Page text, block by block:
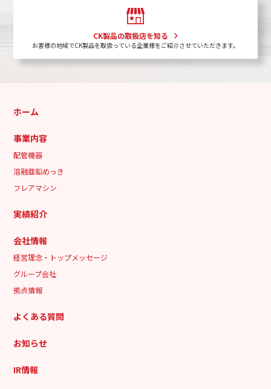
CK製品の取扱店を知る
お客様の地域でCK製品を取扱っている企業様をご紹介させていただきます。
ホーム
事業内容
配管機器
溶融亜鉛めっき
フレアマシン
実績紹介
会社情報
経営理念・トップメッセージ
グループ会社
拠点情報
よくある質問
お知らせ
IR情報